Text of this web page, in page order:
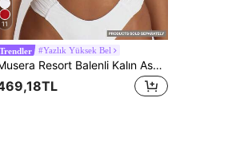
11
Trendler #Yazlık Yüksek Bel
Musera Resort Balenli Kalın Askılı Büzgülü Kap Bikini Üstü, Tatil ve Yaz Seyahati İçin Plaj Giyimi Temel Parça, Bekarlığa Veda, Düğün ve Gelin İçin Düz Renk Resort Core Mayo